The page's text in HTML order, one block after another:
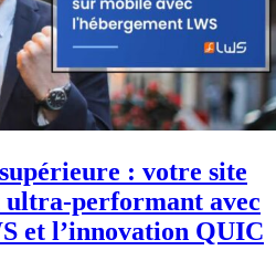
: votre site
ultra-performant avec
et l’innovation QUIC